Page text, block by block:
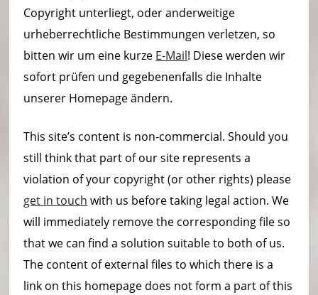
Copyright unterliegt, oder anderweitige
urheberrechtliche Bestimmungen verletzen, so
bitten wir um eine kurze E-Mail! Diese werden wir
sofort prüfen und gegebenenfalls die Inhalte
unserer Homepage ändern.
This site’s content is non-commercial. Should you
still think that part of our site represents a
violation of your copyright (or other rights) please
get in touch with us before taking legal action. We
will immediately remove the corresponding file so
that we can find a solution suitable to both of us.
The content of external files to which there is a
link on this homepage does not form a part of this